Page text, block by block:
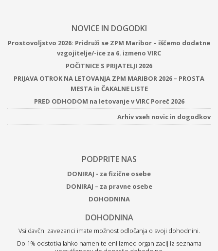
NOVICE IN DOGODKI
Prostovoljstvo 2026: Pridruži se ZPM Maribor – iščemo dodatne
vzgojitelje/-ice za 6. izmeno VIRC
POČITNICE S PRIJATELJI 2026
PRIJAVA OTROK NA LETOVANJA ZPM MARIBOR 2026 – PROSTA
MESTA in ČAKALNE LISTE
PRED ODHODOM na letovanje v VIRC Poreč 2026
Arhiv vseh novic in dogodkov
PODPRITE NAS
DONIRAJ - za fizične osebe
DONIRAJ – za pravne osebe
DOHODNINA
DOHODNINA
Vsi davčni zavezanci imate možnost odločanja o svoji dohodnini.
Do 1% odstotka lahko namenite eni izmed organizacij iz seznama